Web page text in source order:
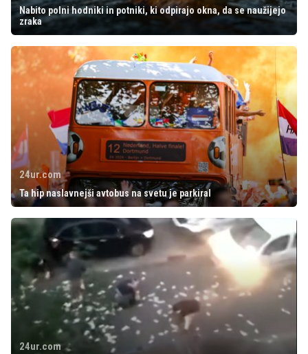
Nabito polni hodniki in potniki, ki odpirajo okna, da se naužijejo
zraka
24ur.com
Ta hip naslavnejši avtobus na svetu je parkiral
24ur.com